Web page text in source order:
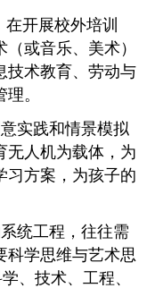
在开展校外培训
或音乐、美术）
技术教育、劳动与
。
实践和情景模拟
无人机为载体，为
习方案，为孩子的
统工程，往往需
科学思维与艺术思
、技术、工程、